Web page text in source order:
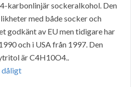
karbonlinjär sockeralkohol. Den
med både socker och
godkänt av EU men tidigare har
och i USA från 1997. Den
är C4H10O4..
dåligt